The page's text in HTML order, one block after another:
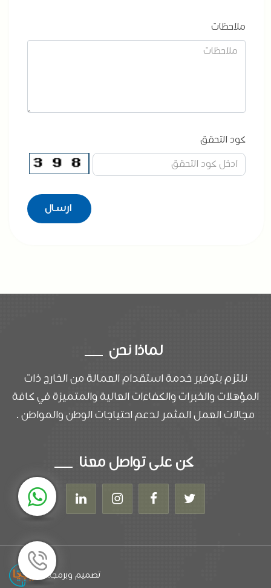
ملاحظات
كود التحقق
لماذا نحن
نلتزم بتوفير خدمة استقدام العمالة من الخارج ذات
المؤهلات والخبرات والكفاءات العالية والمتميزة في كافة
مجالات العمل المثمر لدعم احتياجات الوطن والمواطن .
كن على تواصل معنا
تصميم وبرمجة